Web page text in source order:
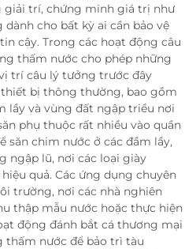
giải trí, chứng minh giá trị như
cho bất kỳ ai cần bảo vệ
cậy. Trong các hoạt động câu
thấm nước cho phép những
trí câu lý tưởng trước đây
bị thông thường, bao gồm
lầy và vùng đất ngập triều nơi
phụ thuộc rất nhiều vào quần
săn chim nước ở các đầm lầy,
ngập lũ, nơi các loại giày
quả. Các ứng dụng chuyên
trường, nơi các nhà nghiên
thập mẫu nước hoặc thực hiện
động đánh bắt cá thương mại
thấm nước để bảo trì tàu